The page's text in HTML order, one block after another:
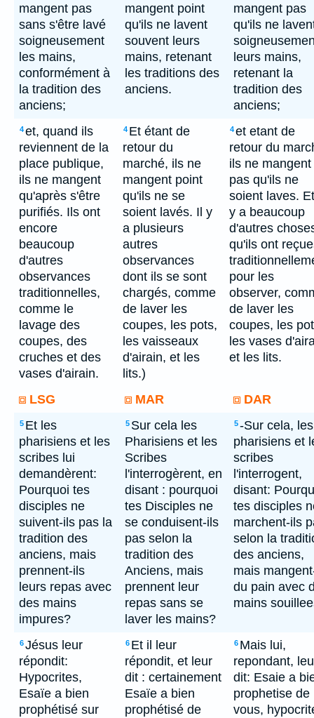
mangent pas
sans s'être lavé
soigneusement
les mains,
conformément à
la tradition des
anciens;
mangent point
qu'ils ne lavent
souvent leurs
mains, retenant
les traditions des
anciens.
mangent pas
qu'ils ne
leurs mains,
retenant la
tradition des
anciens;
4et, quand ils
reviennent de la
place publique,
ils ne mangent
qu'après s'être
purifiés. Ils ont
encore
beaucoup
d'autres
observances
traditionnelles,
comme le
lavage des
coupes, des
cruches et des
vases d'airain.
4 Et étant de
retour du
marché, ils ne
mangent point
qu'ils ne se
soient lavés. Il y
a plusieurs
autres
observances
dont ils se sont
chargés, comme
de laver les
coupes, les pots,
les vaisseaux
d'airain, et les
lits.)
4et etant de
retour du
ils ne mangent
pas qu'ils ne
soient laves.
y a beaucoup
d'autres
qu'ils ont
pour les
observer,
de laver les
coupes, les
les vases
et les lits.
LSG MAR DAR
5 Et les
pharisiens et les
scribes lui
demandèrent:
Pourquoi tes
disciples ne
suivent-ils pas la
tradition des
anciens, mais
prennent-ils
leurs repas avec
des mains
impures?
5 Sur cela les
Pharisiens et les
Scribes
l'interrogèrent, en
disant : pourquoi
tes Disciples ne
se conduisent-ils
pas selon la
tradition des
Anciens, mais
prennent leur
repas sans se
laver les mains?
5-Sur cela, les
pharisiens et
scribes
l'interrogent,
disant:
tes disciples
marchent-ils
selon la
des anciens,
mais
du pain avec
mains
6Jésus leur
répondit:
Hypocrites,
Esaïe a bien
prophétisé sur
6 Et il leur
répondit, et leur
dit : certainement
Esaïe a bien
prophétisé de
6 Mais lui,
repondant,
dit: Esaie a
prophetise de
vous,